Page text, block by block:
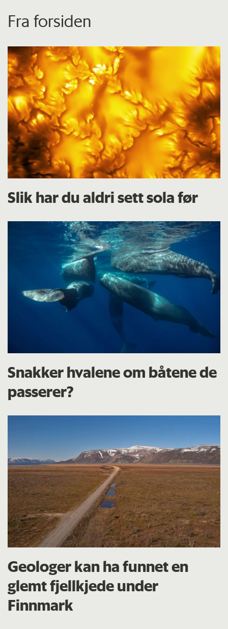
Fra forsiden
Slik har du aldri sett sola før
Snakker hvalene om båtene de
passerer?
Geologer kan ha funnet en
glemt fjellkjede under
Finnmark